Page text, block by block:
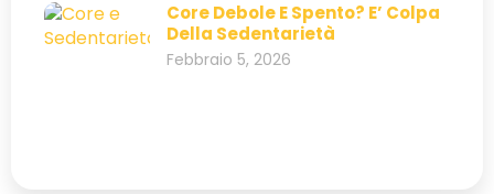
Core Debole E Spento? E’ Colpa
Della Sedentarietà
Febbraio 5, 2026